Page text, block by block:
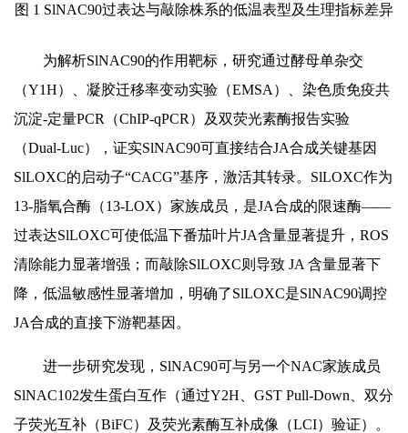
图 1 SlNAC90过表达与敲除株系的低温表型及生理指标差异
为解析SlNAC90的作用靶标，研究通过酵母单杂交
（Y1H）、凝胶迁移率变动实验（EMSA）、染色质免疫共
沉淀-定量PCR（ChIP-qPCR）及双荧光素酶报告实验
（Dual-Luc），证实SlNAC90可直接结合JA合成关键基因
SlLOXC的启动子“CACG”基序，激活其转录。SlLOXC作为
13-脂氧合酶（13-LOX）家族成员，是JA合成的限速酶——
过表达SlLOXC可使低温下番茄叶片JA含量显著提升，ROS
清除能力显著增强；而敲除SlLOXC则导致 JA 含量显著下
降，低温敏感性显著增加，明确了SlLOXC是SlNAC90调控
JA合成的直接下游靶基因。
进一步研究发现，SlNAC90可与另一个NAC家族成员
SlNAC102发生蛋白互作（通过Y2H、GST Pull-Down、双分
子荧光互补（BiFC）及荧光素酶互补成像（LCI）验证）。